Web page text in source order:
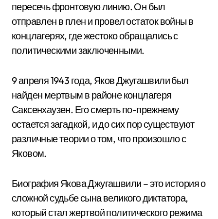
пересечь фронтовую линию. Он был
отправлен в плен и провел остаток войны в
концлагерях, где жестоко обращались с
политическими заключенными.
9 апреля 1943 года, Яков Джугашвили был
найден мертвым в районе концлагеря
Саксенхаузен. Его смерть по-прежнему
остается загадкой, и до сих пор существуют
различные теории о том, что произошло с
Яковом.
Биография Якова Джугашвили – это история о
сложной судьбе сына великого диктатора,
который стал жертвой политического режима